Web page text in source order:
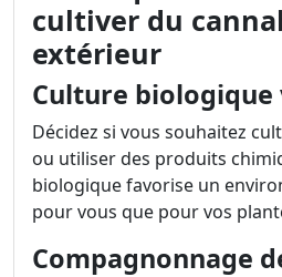
cultiver du
extérieur
Culture biologique
Décidez si vous souhaitez
ou utiliser des produits
biologique favorise un
pour vous que pour vos
Compagnonnage